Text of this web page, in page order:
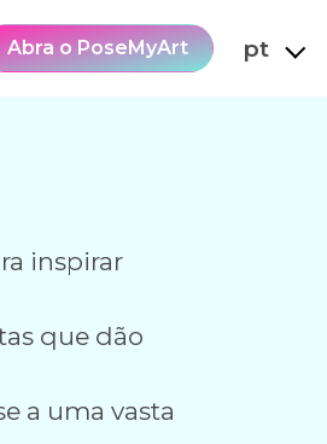
Abra o PoseMyArt pt
inspirar
que dão
a uma vasta